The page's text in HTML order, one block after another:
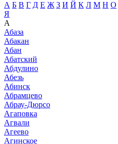
А Б В Г Д Е Ж З И Й К Л М Н О
Я
А
Абаза
Абакан
Абан
Абатский
Абдулино
Абезь
Абинск
Абрамцево
Абрау-Дюрсо
Агаповка
Агвали
Агеево
Агинское